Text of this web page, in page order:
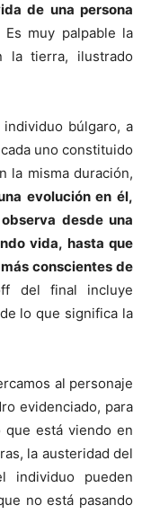
de una persona
Es muy palpable la
la tierra, ilustrado
búlgaro, a
uno constituido
la misma duración,
evolución en él,
desde una
vida, hasta que
conscientes de
del final incluye
lo que significa la
al personaje
evidenciado, para
está viendo en
la austeridad del
individuo pueden
no está pasando